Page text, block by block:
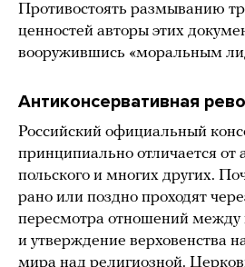
Противостоять размыванию
ценностей авторы этих
вооружившись «моральным
Антиконсервативная
Российский официальный
принципиально отличается от
польского и многих других.
рано или поздно проходят
пересмотра отношений между
и утверждение верховенства
мира над религиозной.